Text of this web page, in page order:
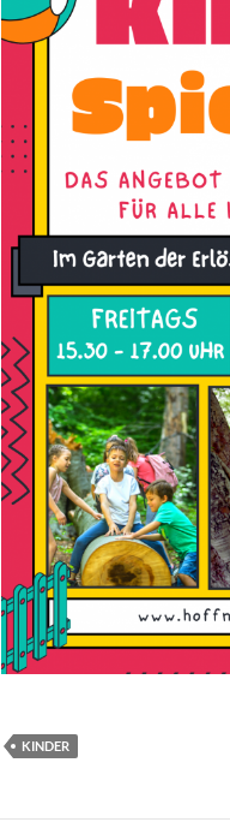
KINDER